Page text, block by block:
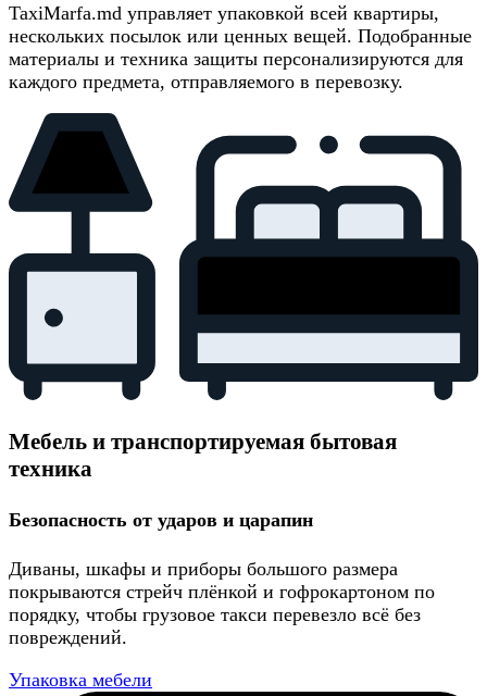
TaxiMarfa.md управляет упаковкой всей квартиры,
нескольких посылок или ценных вещей. Подобранные
материалы и техника защиты персонализируются для
каждого предмета, отправляемого в перевозку.
Мебель и транспортируемая бытовая
техника
Безопасность от ударов и царапин
Диваны, шкафы и приборы большого размера
покрываются стрейч плёнкой и гофрокартоном по
порядку, чтобы грузовое такси перевезло всё без
повреждений.
Упаковка мебели